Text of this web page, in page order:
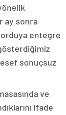
ay sonra
orduya entegre
sonuçsuz
ve
ifade